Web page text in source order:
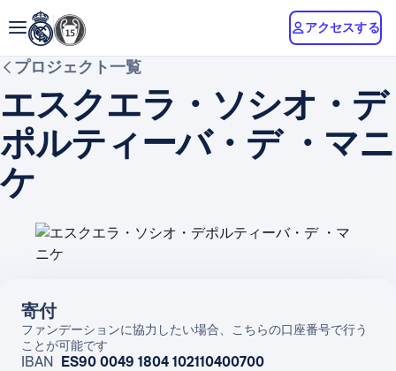
アクセスする
プロジェクト一覧
エスクエラ・ソシオ・デ
ポルティーバ・デ ・マニ
ケ
寄付
ファンデーションに協力したい場合、こちらの口座番号で行う
ことが可能です
IBAN ES90 0049 1804 102110400700